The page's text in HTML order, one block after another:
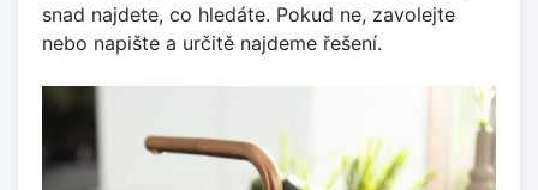
snad najdete, co hledáte. Pokud ne, zavolejte
nebo napište a určitě najdeme řešení.